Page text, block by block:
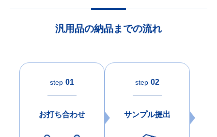
汎用品の納品までの流れ
step 01
お打ち合わせ
step 02
サンプル提出